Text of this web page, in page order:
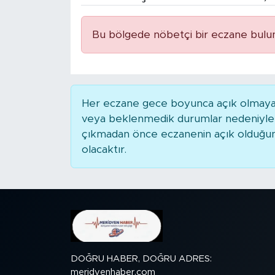
Bu bölgede nöbetçi bir eczane
Her eczane gece boyunca açık
veya beklenmedik durumlar
çıkmadan önce eczanenin açık
olacaktır.
DOĞRU HABER, DOĞRU ADRES:
meridyenhaber.com
BİLİM-TEKNOLOJİ
RÖPÖRTAJ
ANALİZ
NOSTALJİ
POLİTİKA
EKONOMİ